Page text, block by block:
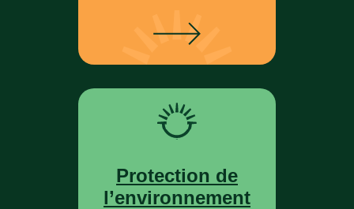
Protection de
l’environnement